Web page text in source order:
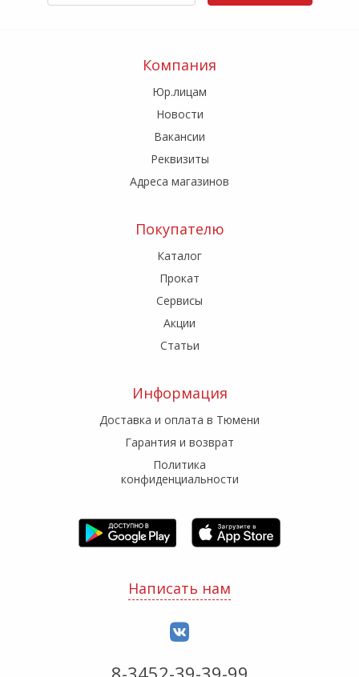
Компания
Юр.лицам
Новости
Вакансии
Реквизиты
Адреса магазинов
Покупателю
Каталог
Прокат
Сервисы
Акции
Статьи
Информация
Доставка и оплата в Тюмени
Гарантия и возврат
Политика
конфиденциальности
Написать нам